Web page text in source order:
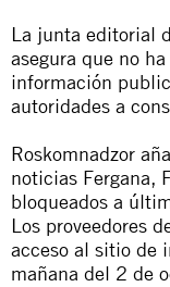
La junta editorial
asegura que no
información
autoridades a
Roskomnadzor
noticias Fergana,
bloqueados a
Los proveedores
acceso al sitio de
mañana del 2 de